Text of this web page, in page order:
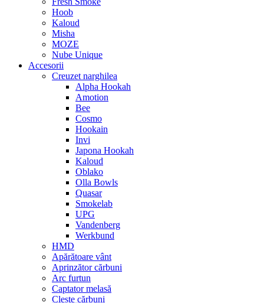
Hoob
Kaloud
Misha
MOZE
Nube Unique
Accesorii
Creuzet narghilea
Alpha Hookah
Amotion
Bee
Cosmo
Hookain
Invi
Japona Hookah
Kaloud
Oblako
Olla Bowls
Quasar
Smokelab
UPG
Vandenberg
Werkbund
HMD
Apărătoare vânt
Aprinzător cărbuni
Arc furtun
Captator melasă
Clește cărbuni